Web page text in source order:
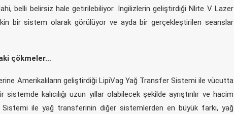
belli belirsiz hale getirilebiliyor. İngilizlerin geliştirdiği Nlite V Lazer
bir sistem olarak görülüyor ve ayda bir gerçekleştirilen seanslar
çökmeler…
Amerikalıların geliştirdiği LipiVag Yağ Transfer Sistemi ile vücutta
kalıcılığı uzun yıllar olabilecek şekilde ayrıştırılır ve hacim
Sistemi ile yağ transferinin diğer sistemlerden en büyük farkı, yağ